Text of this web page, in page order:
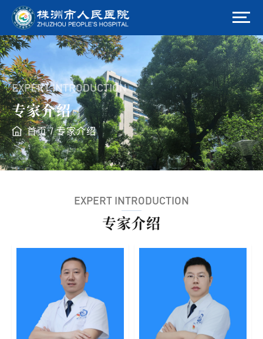
EXPERT INTRODUCTION
专家介绍
首页 / 专家介绍
EXPERT INTRODUCTION
专家介绍